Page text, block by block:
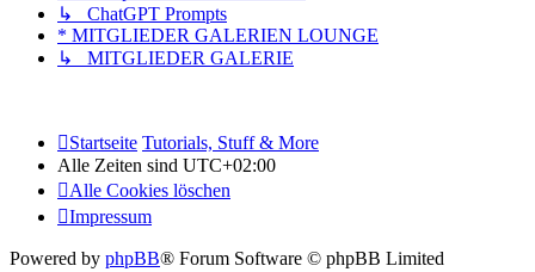
↳ ChatGPT Prompts
* MITGLIEDER GALERIEN LOUNGE
↳ MITGLIEDER GALERIE
Startseite Tutorials, Stuff & More
Alle Zeiten sind UTC+02:00
Alle Cookies löschen
Impressum
Powered by phpBB® Forum Software © phpBB Limited